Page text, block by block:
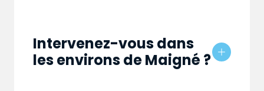
Intervenez-vous dans
les environs de Maigné ?